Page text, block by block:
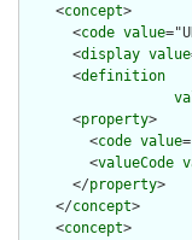
    <
concept>
      <
code value
      <
display value
      <
definition
      <
property>
        <
code value
        <
valueCode
      </
property>
    </
concept>
    <
concept>